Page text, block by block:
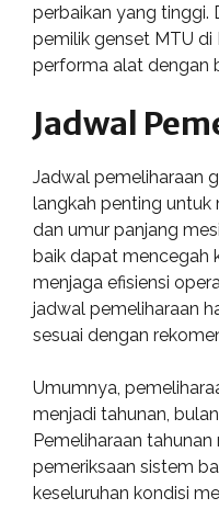
perbaikan yang tinggi.
pemilik genset MTU
performa alat dengan
Jadwal
Jadwal pemeliharaan
langkah penting untuk
dan umur panjang
baik dapat mencegah
menjaga efisiensi
jadwal pemeliharaan
sesuai dengan
Umumnya,
menjadi tahunan,
Pemeliharaan
pemeriksaan sistem
keseluruhan kondisi